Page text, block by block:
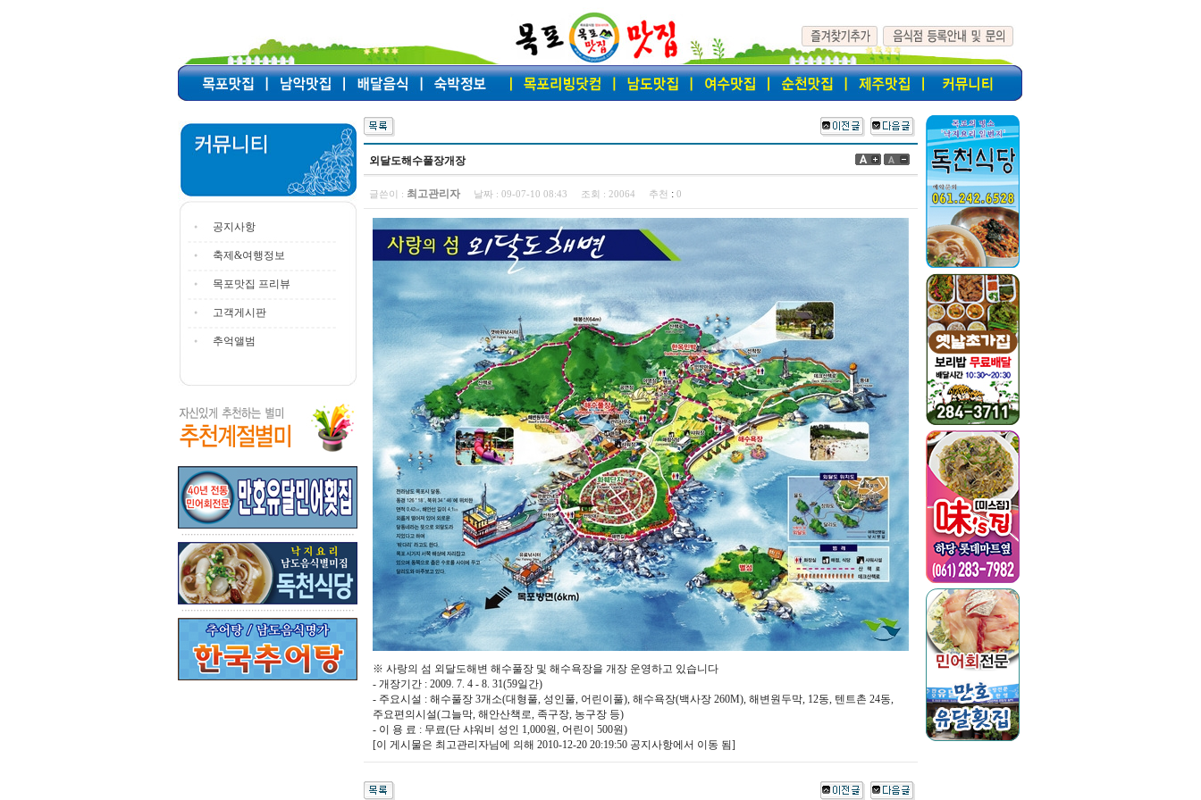
공지사항
축제&여행정보
목포맛집 프리뷰
고객게시판
추억앨범
외달도해수풀장개장
글쓴이 : 최고관리자 날짜 : 09-07-10 08:43 조회 : 20064 추천 : 0
※ 사랑의 섬 외달도해변 해수풀장 및 해수욕장을 개장 운영하고 있습니다
- 개장기간 : 2009. 7. 4 - 8. 31(59일간)
- 주요시설 : 해수풀장 3개소(대형풀, 성인풀, 어린이풀), 해수욕장(백사장 260M), 해변원두막, 12동, 텐트촌 24동,
주요편의시설(그늘막, 해안산책로, 족구장, 농구장 등)
- 이 용 료 : 무료(단 샤워비 성인 1,000원, 어린이 500원)
[이 게시물은 최고관리자님에 의해 2010-12-20 20:19:50 공지사항에서 이동 됨]